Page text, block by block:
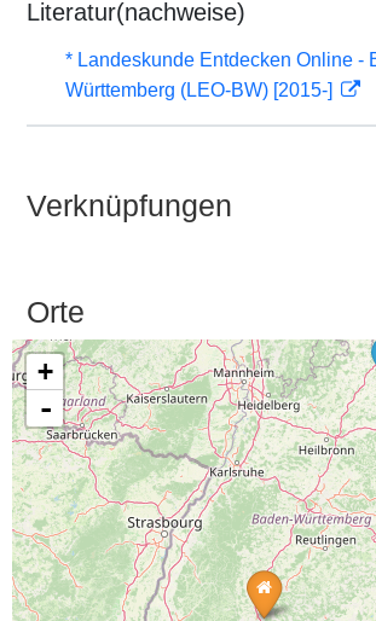
Literatur(nachweise)
* Landeskunde Entdecken Online -
Württemberg (LEO-BW) [2015-]
Verknüpfungen
Orte
+
-